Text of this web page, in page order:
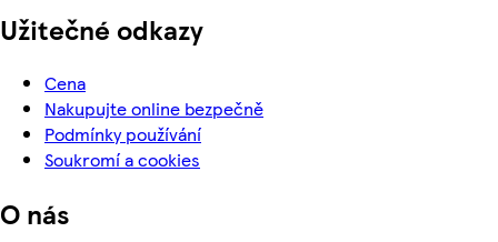
Užitečné odkazy
Cena
Nakupujte online bezpečně
Podmínky používání
Soukromí a cookies
O nás